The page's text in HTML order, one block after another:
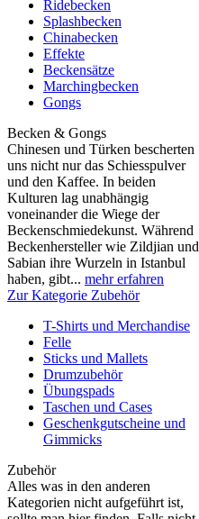
Ridebecken
Splashbecken
Chinabecken
Effekte
Beckensätze
Marchingbecken
Gongs
Becken & Gongs
Chinesen und Türken bescherten
uns nicht nur das Schiesspulver
und den Kaffee. In beiden
Kulturen lag unabhängig
voneinander die Wiege der
Beckenschmiedekunst. Während
Beckenhersteller wie Zildjian und
Sabian ihre Wurzeln in Istanbul
haben, gibt... mehr erfahren
Zur Kategorie Zubehör
T-Shirts und Merchandise
Felle
Sticks und Mallets
Drumzubehör
Übungspads
Taschen und Cases
Geschenkgutscheine und
Gimmicks
Zubehör
Alles was in den anderen
Kategorien nicht aufgeführt ist,